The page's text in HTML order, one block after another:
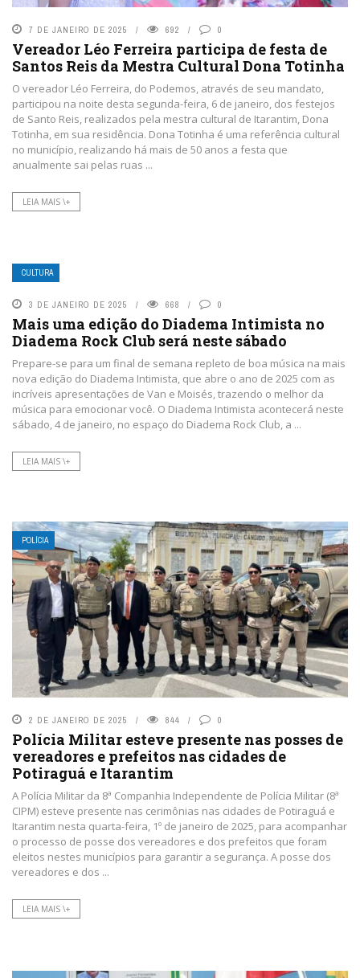
7 DE JANEIRO DE 2025 692 0
Vereador Léo Ferreira participa de festa de
Santos Reis da Mestra Cultural Dona Totinha
O vereador Léo Ferreira, do Podemos, através de seu mandato,
participou na noite desta segunda-feira, 6 de janeiro, dos festejos
de Santo Reis, realizados pela mestra cultural de Itarantim, Dona
Totinha, em sua residência. Dona Totinha é uma referência cultural
no município, realizando há mais de 50 anos a festa que
anualmente sai pelas ruas ...
LEIA MAIS \+
CULTURA
3 DE JANEIRO DE 2025 668 0
Mais uma edição do Diadema Intimista no
Diadema Rock Club será neste sábado
Prepare-se para um final de semana repleto de boa música na mais
nova edição do Diadema Intimista, que abre o ano de 2025 com as
incríveis apresentações de Van e Moisés, trazendo o melhor da
música para emocionar você. O Diadema Intimista acontecerá neste
sábado, 4 de janeiro, no espaço do Diadema Rock Club, a ...
LEIA MAIS \+
POLÍCIA
2 DE JANEIRO DE 2025 844 0
Polícia Militar esteve presente nas posses de
vereadores e prefeitos nas cidades de
Potiraguá e Itarantim
A Polícia Militar da 8ª Companhia Independente de Polícia Militar (8ª
CIPM) esteve presente nas cerimônias nas cidades de Potiraguá e
Itarantim nesta quarta-feira, 1º de janeiro de 2025, para acompanhar
o processo de posse dos vereadores e dos prefeitos que foram
eleitos nestes municípios para garantir a segurança. A posse dos
vereadores e dos ...
LEIA MAIS \+